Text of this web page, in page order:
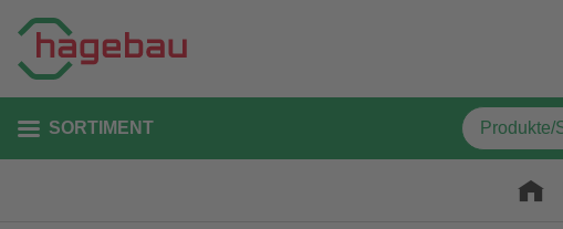
SORTIMENT